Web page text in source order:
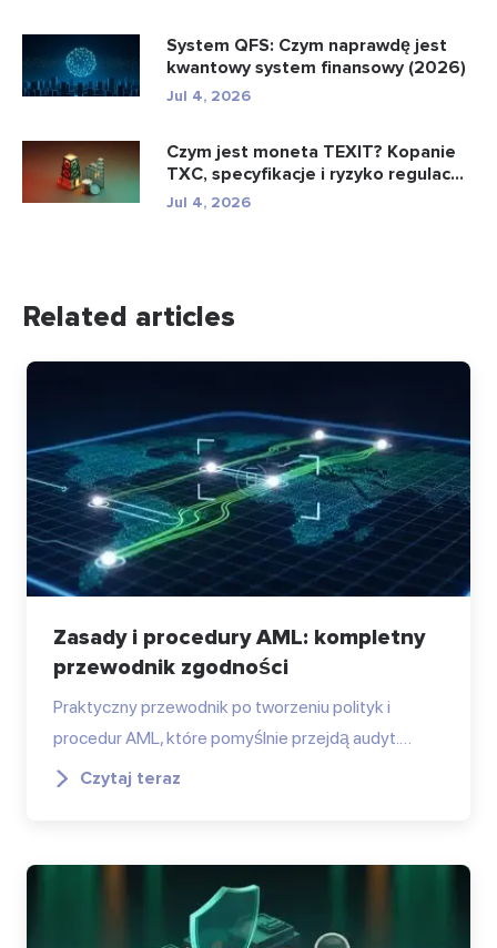
System QFS: Czym naprawdę jest
kwantowy system finansowy (2026)
Jul 4, 2026
Czym jest moneta TEXIT? Kopanie
TXC, specyfikacje i ryzyko regulac...
Jul 4, 2026
Related articles
Zasady i procedury AML: kompletny
przewodnik zgodności
Praktyczny przewodnik po tworzeniu polityk i
procedur AML, które pomyślnie przejdą audyt.…
Czytaj teraz